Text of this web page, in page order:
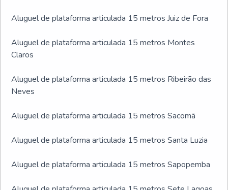
Aluguel de plataforma articulada 15 metros Juiz de Fora
Aluguel de plataforma articulada 15 metros Montes
Claros
Aluguel de plataforma articulada 15 metros Ribeirão das
Neves
Aluguel de plataforma articulada 15 metros Sacomã
Aluguel de plataforma articulada 15 metros Santa Luzia
Aluguel de plataforma articulada 15 metros Sapopemba